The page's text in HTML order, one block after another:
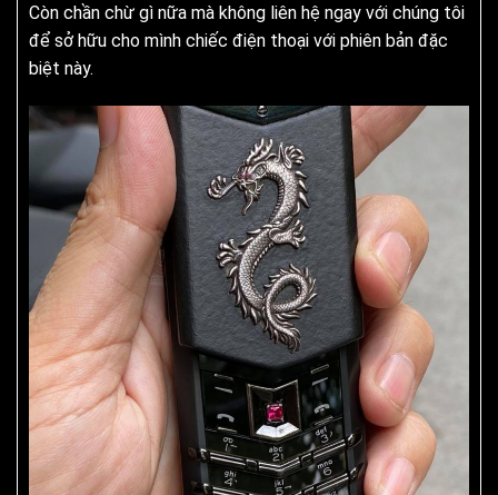
Còn chần chừ gì nữa mà không liên hệ ngay với chúng tôi
để sở hữu cho mình chiếc điện thoại với phiên bản đặc
biệt này.